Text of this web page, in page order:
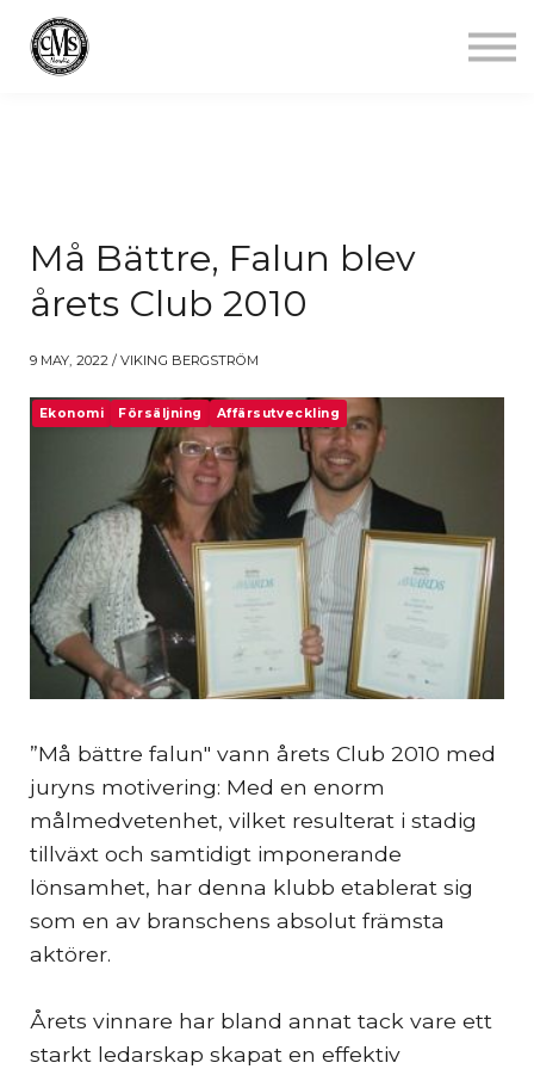
Må Bättre, Falun blev
årets Club 2010
9 MAY, 2022 / VIKING BERGSTRÖM
Ekonomi Försäljning Affärsutveckling
”Må bättre falun" vann årets Club 2010 med
juryns motivering: Med en enorm
målmedvetenhet, vilket resulterat i stadig
tillväxt och samtidigt imponerande
lönsamhet, har denna klubb etablerat sig
som en av branschens absolut främsta
aktörer.
Årets vinnare har bland annat tack vare ett
starkt ledarskap skapat en effektiv